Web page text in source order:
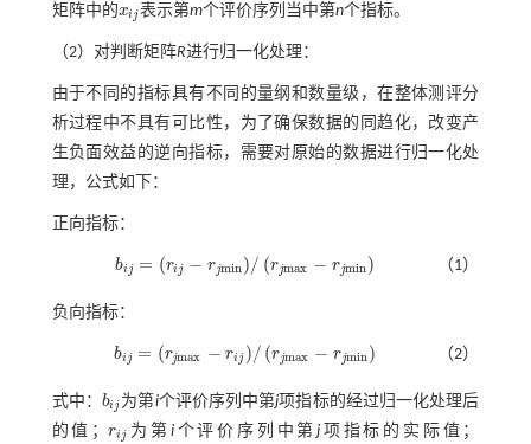
矩阵中的xi j
xij 表示第m个评价序列当中第n个指标。
（2）对判断矩阵R进行归一化处理：
由于不同的指标具有不同的量纲和数量级，在整体测评分
析过程中不具有可比性，为了确保数据的同趋化，改变产
生负面效益的逆向指标，需要对原始的数据进行归一化处
理，公式如下：
正向指标：
bi j = (ri j − rjmin)/ (rjmax − rjmin)
bij= rij- rjmin/r max-r jm in （1）
负向指标：
bi j = (rjmax − ri j )/ (rjmax − rjmin)
bij= rjmax-rij/r jm ax-rjm in （2）
式中： bi j
bij 为第i个评价序列中第j项指标的经过归一化处理后
的值；ri j
rij 为第 i个评价序列中第j 项指标的实际值；